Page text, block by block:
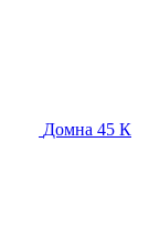
Домна 45 К